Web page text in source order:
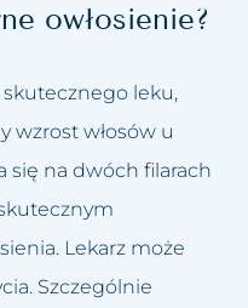
owłosienie?
leku,
wzrost włosów u
się na dwóch filarach
Lekarz może
Szczególnie